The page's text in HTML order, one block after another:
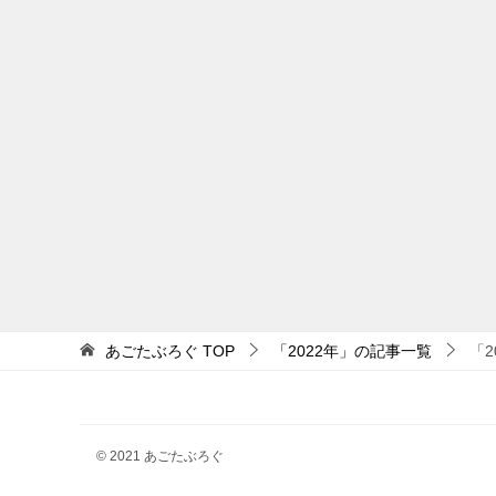
あごたぶろぐ TOP 「2022年」の記事一覧 「
© 2021 あごたぶろぐ